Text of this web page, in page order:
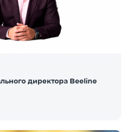
директора Beeline